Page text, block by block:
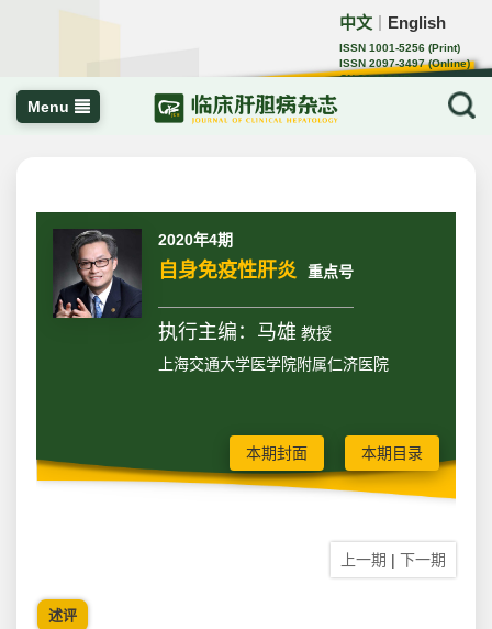
中文 English
ISSN 1001-5256 (Print)
ISSN 2097-3497 (Online)
CN 22-1108/R
Menu
2020年4期
自身免疫性肝炎 重点号
执行主编：马雄 教授
上海交通大学医学院附属仁济医院
本期封面 本期目录
上一期 | 下一期
述评